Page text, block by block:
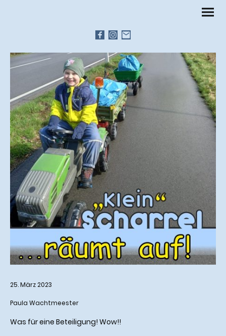
25. März 2023
Paula Wachtmeester
Was für eine Beteiligung! Wow!!